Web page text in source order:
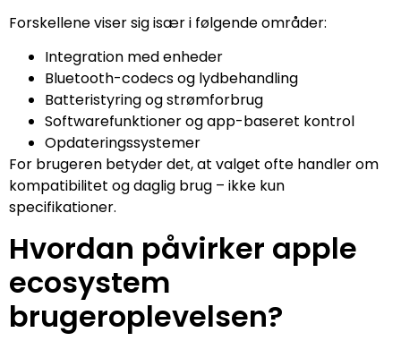
Forskellene viser sig især i følgende områder:
Integration med enheder
Bluetooth-codecs og lydbehandling
Batteristyring og strømforbrug
Softwarefunktioner og app-baseret kontrol
Opdateringssystemer
For brugeren betyder det, at valget ofte handler om
kompatibilitet og daglig brug – ikke kun
specifikationer.
Hvordan påvirker apple
ecosystem
brugeroplevelsen?